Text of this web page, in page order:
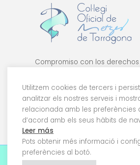
Compromiso con los
la tecnología.
Utilitzem cookies de tercers i
analitzar els nostres serveis i
relacionada amb les preferències
d’acord amb els seus hàbits de
Leer más
Pots obtenir més informació i
preferències al botó.